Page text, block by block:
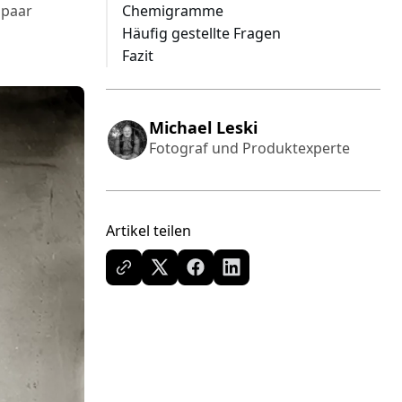
Chemigramme
Häufig gestellte Fragen
Fazit
Michael Leski
Fotograf und Produktexperte
Artikel teilen